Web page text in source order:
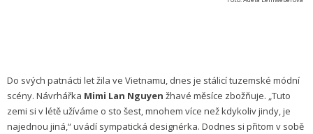
Do svých patnácti let žila ve Vietnamu, dnes je stálicí tuzemské módní
scény. Návrhářka Mimi Lan Nguyen žhavé měsíce zbožňuje. „Tuto
zemi si v létě užíváme o sto šest, mnohem více než kdykoliv jindy, je
najednou jiná,“ uvádí sympatická designérka. Dodnes si přitom v sobě